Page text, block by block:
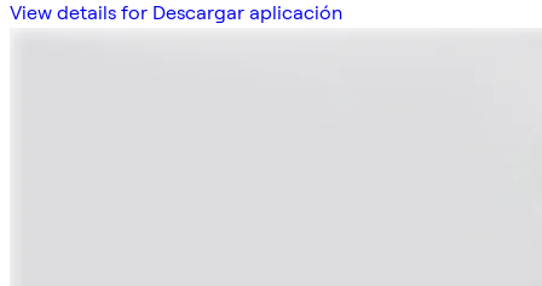
View details for Descargar aplicación